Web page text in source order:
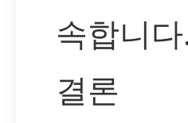
속합니
결론